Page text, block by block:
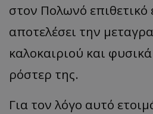
στον Πολωνό
αποτελέσει την
καλοκαιριού και
ρόστερ της.
Για τον λόγο αυτό